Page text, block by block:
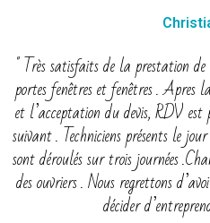
" Très satisfaits de la prestation
portes fenêtres et fenêtres . Apres
et l’acceptation du devis, RDV
suivant . Techniciens présents le
sont déroulés sur trois journées
des ouvriers . Nous regrettons
décider